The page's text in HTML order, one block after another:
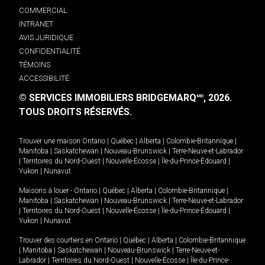
COMMERCIAL
INTRANET
AVIS JURIDIQUE
CONFIDENTIALITÉ
TÉMOINS
ACCESSIBILITÉ
© SERVICES IMMOBILIERS BRIDGEMARQMD, 2026.
TOUS DROITS RÉSERVÉS.
Trouver une maison Ontario Québec Alberta Colombie-Britannique
Manitoba
Saskatchewan Nouveau-Brunswick
Terre-Neuve-et-Labrador
Territoires du Nord-Ouest Nouvelle-Écosse Île-du-Prince-Édouard
Yukon
Nunavut.
Maisons à louer - Ontario Québec Alberta Colombie-Britannique
Manitoba
Saskatchewan Nouveau-Brunswick
Terre-Neuve-et-Labrador
Territoires du Nord-Ouest Nouvelle-Écosse Île-du-Prince-Édouard
Yukon
Nunavut.
Trouver des courtiers en Ontario Québec Alberta
Colombie-Britannique
Manitoba Saskatchewan Nouveau-Brunswick
Terre-Neuve-et-
Labrador
Territoires du Nord-Ouest Nouvelle-Écosse
Île-du-Prince-